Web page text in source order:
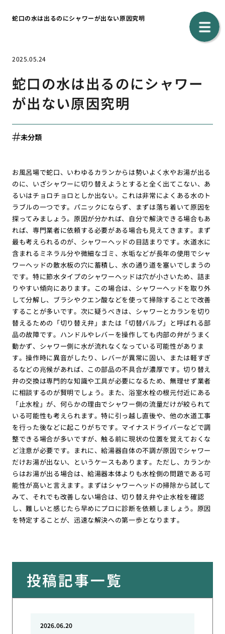
蛇口の水は出るのにシャワーが出ない原因究明
2025.05.24
蛇口の水は出るのにシャワー
が出ない原因究明
未分類
お風呂場で蛇口、いわゆるカランからは勢いよく水やお湯が出る
のに、いざシャワーに切り替えようとすると全く出てこない、あ
るいはチョロチョロとしか出ない。これは非常によくある水のト
ラブルの一つです。パニックにならず、まずは落ち着いて原因を
探ってみましょう。原因が分かれば、自分で解決できる場合もあ
れば、専門業者に依頼する必要がある場合も見えてきます。まず
最も考えられるのが、シャワーヘッドの目詰まりです。水道水に
含まれるミネラル分や微細なゴミ、水垢などが長年の使用でシャ
ワーヘッドの散水板の穴に蓄積し、水の通り道を塞いでしまうの
です。特に節水タイプのシャワーヘッドは穴が小さいため、詰ま
りやすい傾向にあります。この場合は、シャワーヘッドを取り外
して分解し、ブラシやクエン酸などを使って掃除することで改善
することが多いです。次に疑うべきは、シャワーとカランを切り
替えるための「切り替え弁」または「切替バルブ」と呼ばれる部
品の故障です。ハンドルやレバーを操作しても内部の弁がうまく
動かず、シャワー側に水が流れなくなっている可能性がありま
す。操作時に異音がしたり、レバーが異常に固い、または軽すぎ
るなどの兆候があれば、この部品の不具合が濃厚です。切り替え
弁の交換は専門的な知識や工具が必要になるため、無理せず業者
に相談するのが賢明でしょう。また、浴室水栓の根元付近にある
「止水栓」が、何らかの理由でシャワー側の流量だけが絞られて
いる可能性も考えられます。特に引っ越し直後や、他の水道工事
を行った後などに起こりがちです。マイナスドライバーなどで調
整できる場合が多いですが、触る前に現状の位置を覚えておくな
ど注意が必要です。まれに、給湯器自体の不調が原因でシャワー
だけお湯が出ない、というケースもあります。ただし、カランか
らはお湯が出る場合は、給湯器本体よりも水栓側の問題である可
能性が高いと言えます。まずはシャワーヘッドの掃除から試して
みて、それでも改善しない場合は、切り替え弁や止水栓を確認
し、難しいと感じたら早めにプロに診断を依頼しましょう。原因
を特定することが、迅速な解決への第一歩となります。
投稿記事一覧
2026.06.20